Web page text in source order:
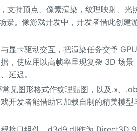
支持顶点、像素渲染，纹理映射、光
。像游戏开发中，开发者借此创建
显卡驱动交互，把渲染任务交予
，使应用以高帧率呈现复杂 3D 场景
延迟。
见图形格式作纹理贴图，以及.x、
开发者能借助它加载自制的精美模
接口组件，d3d9.dll作为 Direct3D